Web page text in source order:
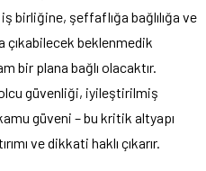
birliğine, şeffaflığa bağlılığa ve
çıkabilecek beklenmedik
bir plana bağlı olacaktır.
güvenliği, iyileştirilmiş
güveni – bu kritik altyapı
ve dikkati haklı çıkarır.